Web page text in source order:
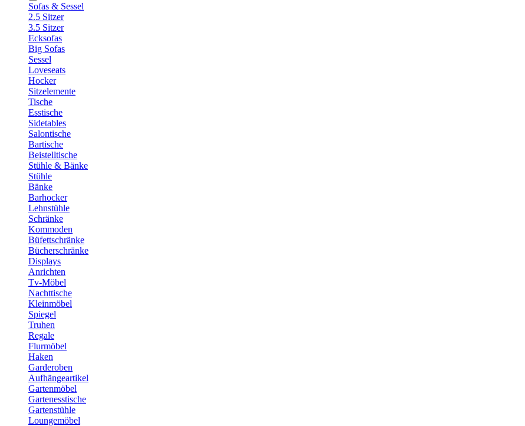
Sofas & Sessel
2.5 Sitzer
3.5 Sitzer
Ecksofas
Big Sofas
Sessel
Loveseats
Hocker
Sitzelemente
Tische
Esstische
Sidetables
Salontische
Bartische
Beistelltische
Stühle & Bänke
Stühle
Bänke
Barhocker
Lehnstühle
Schränke
Kommoden
Büfettschränke
Bücherschränke
Displays
Anrichten
Tv-Möbel
Nachttische
Kleinmöbel
Spiegel
Truhen
Regale
Flurmöbel
Haken
Garderoben
Aufhängeartikel
Gartenmöbel
Gartenesstische
Gartenstühle
Loungemöbel